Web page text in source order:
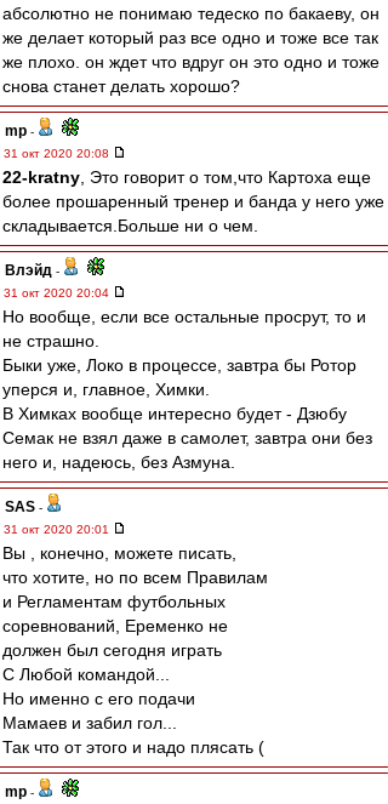
абсолютно не понимаю тедеско по бакаеву, он
же делает который раз все одно и тоже все так
же плохо. он ждет что вдруг он это одно и тоже
снова станет делать хорошо?
mp -
31 окт 2020 20:08
22-kratny , Это говорит о том,что Картоха еще
более прошаренный тренер и банда у него уже
складывается.Больше ни о чем.
Влэйд -
31 окт 2020 20:04
Но вообще, если все остальные просрут, то и
не страшно.
Быки уже, Локо в процессе, завтра бы Ротор
уперся и, главное, Химки.
В Химках вообще интересно будет - Дзюбу
Семак не взял даже в самолет, завтра они без
него и, надеюсь, без Азмуна.
SAS -
31 окт 2020 20:01
Вы , конечно, можете писать,
что хотите, но по всем Правилам
и Регламентам футбольных
соревнований, Еременко не
должен был сегодня играть
С Любой командой...
Но именно с его подачи
Мамаев и забил гол...
Так что от этого и надо плясать (
mp -